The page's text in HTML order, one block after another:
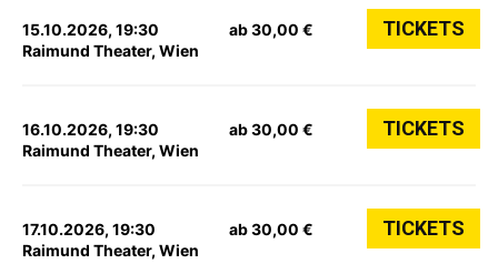
15.10.2026, 19:30
Raimund Theater, Wien
ab 30,00 € TICKETS
16.10.2026, 19:30
Raimund Theater, Wien
ab 30,00 € TICKETS
17.10.2026, 19:30
Raimund Theater, Wien
ab 30,00 € TICKETS